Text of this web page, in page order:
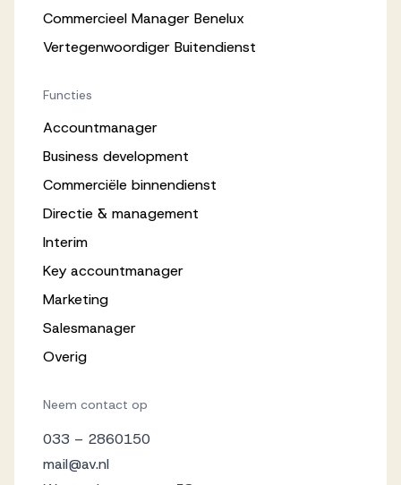
Commercieel Manager Benelux
Vertegenwoordiger Buitendienst
Functies
Accountmanager
Business development
Commerciële binnendienst
Directie & management
Interim
Key accountmanager
Marketing
Salesmanager
Overig
Neem contact op
033 – 2860150
mail@av.nl